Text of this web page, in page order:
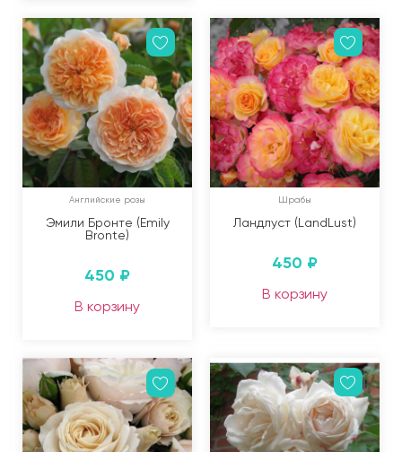
Английские розы
Эмили Бронте (Emily
Bronte)
450 ₽
В корзину
Шрабы
Ландлуст (LandLust)
450 ₽
В корзину